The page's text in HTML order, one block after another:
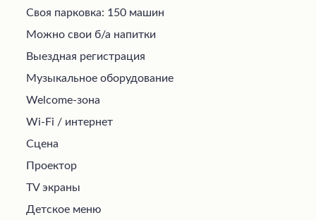
Своя парковка: 150 машин
Можно свои б/а напитки
Выездная регистрация
Музыкальное оборудование
Welcome-зона
Wi-Fi / интернет
Сцена
Проектор
TV экраны
Детское меню